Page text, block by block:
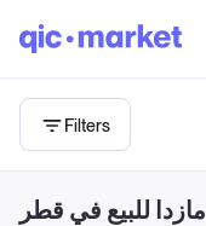
Filters
مازدا للبيع في قطر